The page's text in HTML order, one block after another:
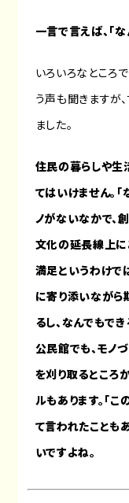
一言で言えば、「
いろいろなところ
う声も聞きますが
ました。
住民の暮らしや生
てはいけません。
ノがないなかで、
文化の延長線上に
満足というわけで
に寄り添いながら
るし、なんでもで
公民館でも、モノ
を刈り取るところ
ルもあります。「
て言われたことも
いですよね。